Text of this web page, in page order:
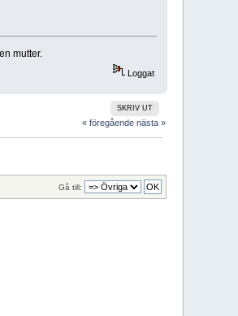
mutter.
Loggat
SKRIV UT
« föregående nästa »
Gå till: